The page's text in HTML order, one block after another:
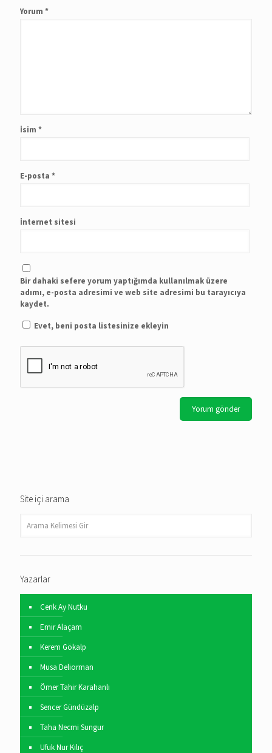
Yorum *
İsim *
E-posta *
İnternet sitesi
Bir dahaki sefere yorum yaptığımda kullanılmak üzere
adımı, e-posta adresimi ve web site adresimi bu tarayıcıya
kaydet.
Evet, beni posta listesinize ekleyin
Site içi arama
Yazarlar
Cenk Ay Nutku
Emir Alaçam
Kerem Gökalp
Musa Deliorman
Ömer Tahir Karahanlı
Sencer Gündüzalp
Taha Necmi Sungur
Ufuk Nur Kılıç